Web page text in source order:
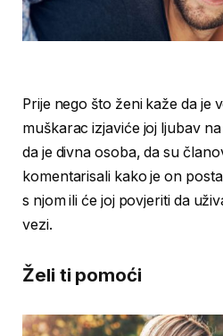
Prije nego što ženi kaže da je
muškarac izjaviće joj ljubav
da je divna osoba, da su
komentarisali kako je on
s njom ili će joj povjeriti da
vezi.
Želi ti pomoći